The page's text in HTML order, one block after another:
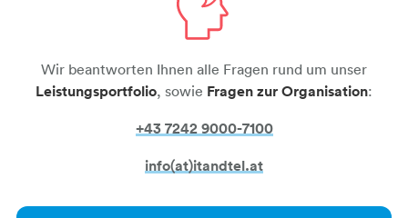
person-frage
Wir beantworten Ihnen alle Fragen rund um unser
Leistungsportfolio, sowie Fragen zur Organisation:
+43 7242 9000-7100​​​​​​​​​​​​​​​​​​​​​​​​​​​​
info(at)itandtel.at